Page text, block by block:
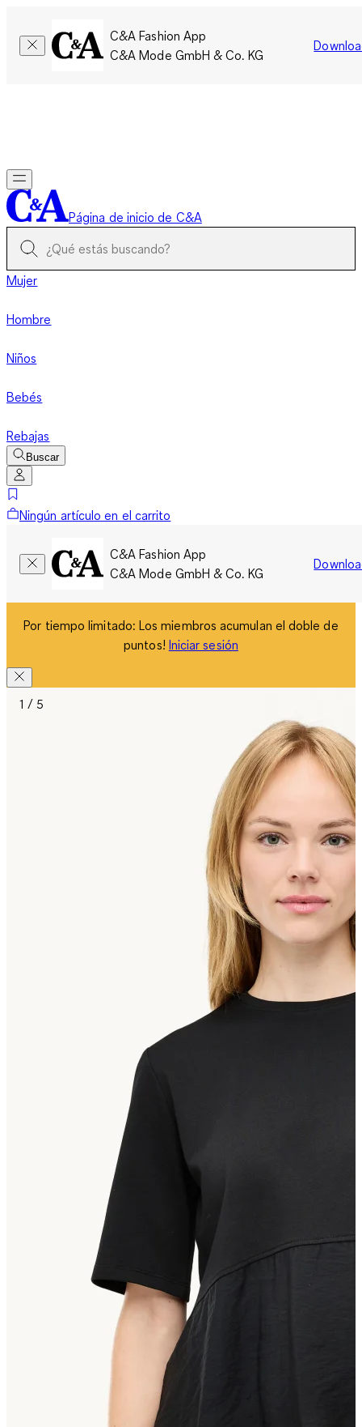
C&A Fashion App
C&A Mode GmbH & Co. KG
Página de inicio de C&A
Mujer
Hombre
Niños
Bebés
Rebajas
Buscar
Ningún artículo en el carrito
C&A Fashion App
C&A Mode GmbH & Co. KG
Por tiempo limitado: Los miembros acumulan el doble de
puntos! Iniciar sesión
1 / 5